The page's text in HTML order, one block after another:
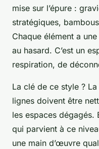
mise sur l’épure :
stratégiques,
Chaque élément a
au hasard. C’est un
respiration, de
La clé de ce style ? La
lignes doivent être
les espaces dégagés.
qui parvient à ce
une main d’œuvre